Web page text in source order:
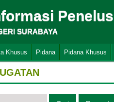
SURABAYA
Khusus Pidana Pidana Khusus